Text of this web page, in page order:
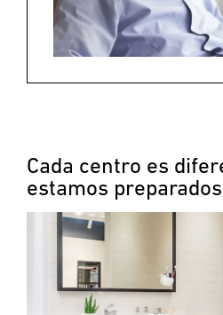
Cada centro es
estamos